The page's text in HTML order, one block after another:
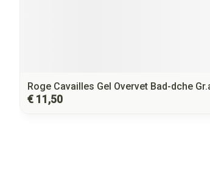
Roge Cavailles Gel Overvet Bad-dche
€ 11,50